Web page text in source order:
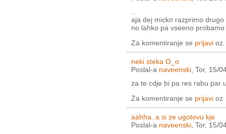
aja dej mickn razprimo
no lahko pa vseeno probamo
Za komentiranje se prijavi
neki steka O_o
Poslal-a naveenski , Tor, 15/
za te cdje bi pa res rabu par
Za komentiranje se prijavi
aahha..a si ze ugotovu kje
Poslal-a naveenski , Tor, 15/